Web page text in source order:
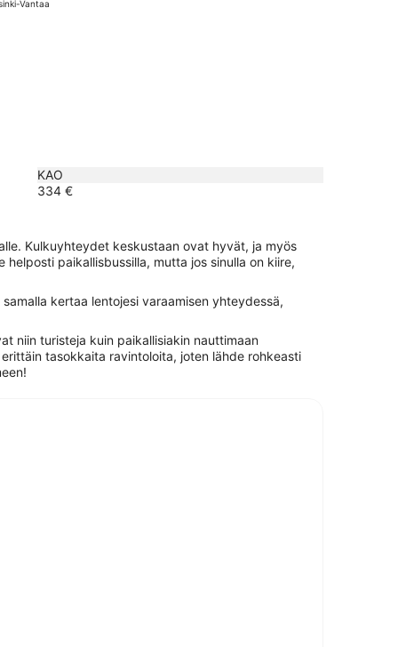
Vantaa
KAO
334 €
Kulkuyhteydet keskustaan ovat hyvät, ja myös
paikallisbussilla, mutta jos sinulla on kiire,
kertaa lentojesi varaamisen yhteydessä,
niin turisteja kuin paikallisiakin nauttimaan
tasokkaita ravintoloita, joten lähde rohkeasti